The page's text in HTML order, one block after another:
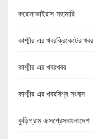
করোনাভাইরাস মহামারি
কাশ্মীর এর খবরক্রিকেটের খবর
কাশ্মীর এর খবরখবর
কাশ্মীর এর খবরবিশ্ব সংবাদ
কুড়িগ্রাম এক্সপ্রেসবাংলাদেশ